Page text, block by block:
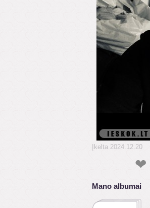
Įkelta 2024.12.20
❤
Mano albumai